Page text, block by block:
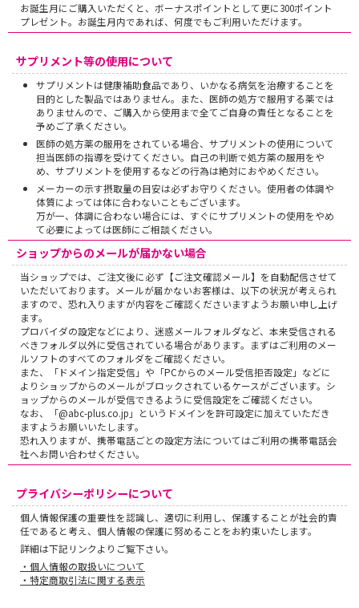
お誕生月にご購入いただくと、ボーナスポイントとして更に300ポイント
プレゼント。お誕生月内であれば、何度でもご利用いただけます。
サプリメント等の使用について
サプリメントは健康補助食品であり、いかなる病気を治療することを
目的とした製品ではありません。また、医師の処方で服用する薬では
ありませんので、ご購入から使用まで全てご自身の責任となることを
予めご了承ください。
医師の処方薬の服用をされている場合、サプリメントの使用について
担当医師の指導を受けてください。自己の判断で処方薬の服用をや
め、サプリメントを使用するなどの行為は絶対におやめください。
メーカーの示す摂取量の目安は必ずお守りください。使用者の体調や
体質によっては体に合わないこともございます。
万が一、体調に合わない場合には、すぐにサプリメントの使用をやめ
て必要によっては医師にご相談ください。
ショップからのメールが届かない場合
当ショップでは、ご注文後に必ず【ご注文確認メール】を自動配信させて
いただいております。メールが届かないお客様は、以下の状況が考えられ
ますので、恐れ入りますが内容をご確認くださいますようお願い申し上げ
ます。
プロバイダの設定などにより、迷惑メールフォルダなど、本来受信される
べきフォルダ以外に受信されている場合があります。まずはご利用のメー
ルソフトのすべてのフォルダをご確認ください。
また、「ドメイン指定受信」や「PCからのメール受信拒否設定」などに
よりショップからのメールがブロックされているケースがございます。シ
ョップからのメールが受信できるように受信設定をご確認ください。
なお、「@abc-plus.co.jp」というドメインを許可設定に加えていただき
ますようお願いいたします。
恐れ入りますが、携帯電話ごとの設定方法についてはご利用の携帯電話会
社へお問い合わせください。
プライバシーポリシーについて
個人情報保護の重要性を認識し、適切に利用し、保護することが社会的責
任であると考え、個人情報の保護に努めることをお約束いたします。
詳細は下記リンクよりご覧下さい。
・個人情報の取扱いについて
・特定商取引法に関する表示